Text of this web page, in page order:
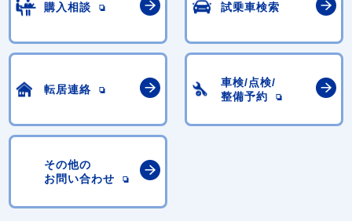
購入相談 試乗車検索
転居連絡
車検/点検/
整備予約
その他の
お問い合わせ